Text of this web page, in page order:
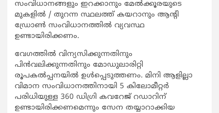
സംവിധാനങ്ങളും ഇറക്കാനും മേല്‍ക്കൂരയുടെ
മുകളില്‍ / തുറന്ന സ്ഥലത്ത് കയറാനും ആന്‍റി
ഡ്രോണ്‍ സംവിധാനത്തില്‍ വ്യവസ്ഥ
ഉണ്ടായിരിക്കണം.
വേഗത്തില്‍ വിന്യസിക്കുന്നതിനും
പിന്‍വലിക്കുന്നതിനും മോഡുലാരിറ്റി
രൂപകല്‍പ്പനയില്‍ ഉള്‍പ്പെടുത്തണം. മിനി ആളില്ലാ
വിമാന സംവിധാനത്തിനായി 5 കിലോമീറ്റര്‍
പരിധിയുള്ള 360 ഡിഗ്രി കവറേജ് റഡാറിന്
ഉണ്ടായിരിക്കണമെന്നും സേന തയ്യാറാക്കിയ